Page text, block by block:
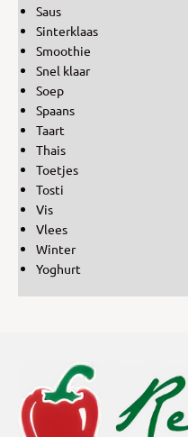
Saus
Sinterklaas
Smoothie
Snel klaar
Soep
Spaans
Taart
Thais
Toetjes
Tosti
Vis
Vlees
Winter
Yoghurt